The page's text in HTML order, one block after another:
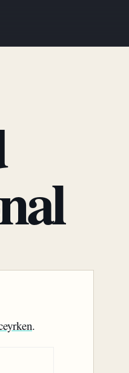
.